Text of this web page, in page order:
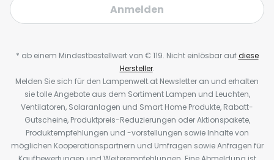
Anmelden
* ab einem Mindestbestellwert von € 119. Nicht einlösbar aufdiese
Hersteller.
Melden Sie sich für den Lampenwelt.at Newsletter an und erhalten
sie tolle Angebote aus dem Sortiment Lampen und Leuchten,
Ventilatoren, Solaranlagen und Smart Home Produkte, Rabatt-
Gutscheine, Produktpreis-Reduzierungen oder Aktionspakete,
Produktempfehlungen und -vorstellungen sowie Inhalte von
möglichen Kooperationspartnern und Umfragen sowie Anfragen für